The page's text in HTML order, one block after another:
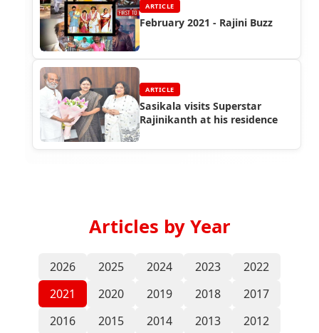
ARTICLE
February 2021 - Rajini Buzz
ARTICLE
Sasikala visits Superstar
Rajinikanth at his residence
Articles by Year
2026 2025 2024 2023
2022
2021
2020 2019 2018
2017
2016
2015 2014 2013
2012